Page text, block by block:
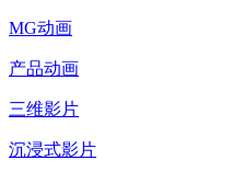
MG动画
产品动画
三维影片
沉浸式影片